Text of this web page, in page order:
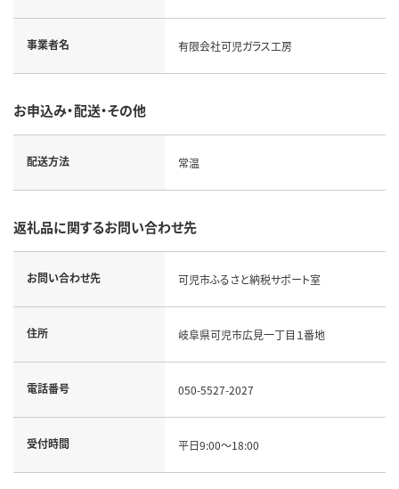
事業者名 有限会社可児ガラス工房
お申込み・配送・その他
配送方法 常温
返礼品に関するお問い合わせ先
お問い合わせ先 可児市ふるさと納税サポート室
住所 岐阜県可児市広見一丁目１番地
電話番号 050-5527-2027
受付時間 平日9:00～18:00